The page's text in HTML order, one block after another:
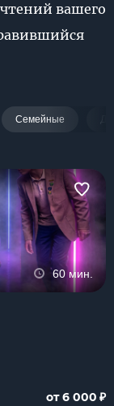
вашего
Семейные
60 мин.
от 6 000 ₽